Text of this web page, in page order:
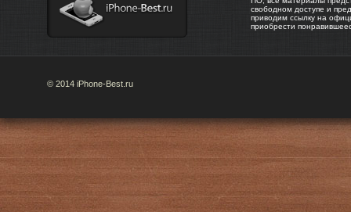
свободном доступе и
приводим ссылку на
приобрести
© 2014 iPhone-Best.ru